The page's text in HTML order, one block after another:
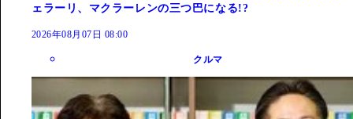
ェラーリ、マクラーレンの三つ巴になる!?
2026年08月07日 08:00
クルマ